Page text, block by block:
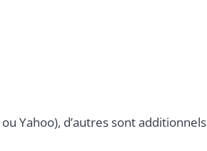
Yahoo), d’autres sont additionnels